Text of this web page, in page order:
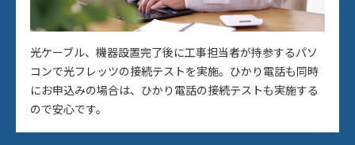
光ケーブル、機器設置完了後に工事担当者が持参するパソ
コンで光フレッツの接続テストを実施。ひかり電話も同時
にお申込みの場合は、ひかり電話の接続テストも実施する
ので安心です。